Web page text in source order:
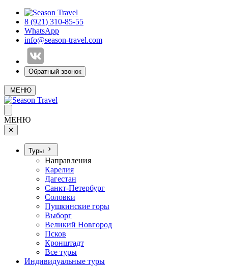
8 (921) 310-85-55
WhatsApp
info@season-travel.com
Обратный звонок
МЕНЮ
МЕНЮ
✕
Туры
Направления
Карелия
Дагестан
Санкт-Петербург
Соловки
Пушкинские горы
Выборг
Великий Новгород
Псков
Кронштадт
Все туры
Индивидуальные туры